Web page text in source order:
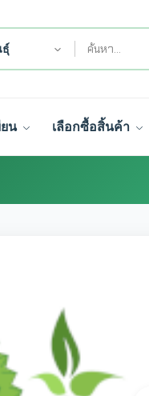
ธุ์
ยน เลือกซื้อสิ้นค้า